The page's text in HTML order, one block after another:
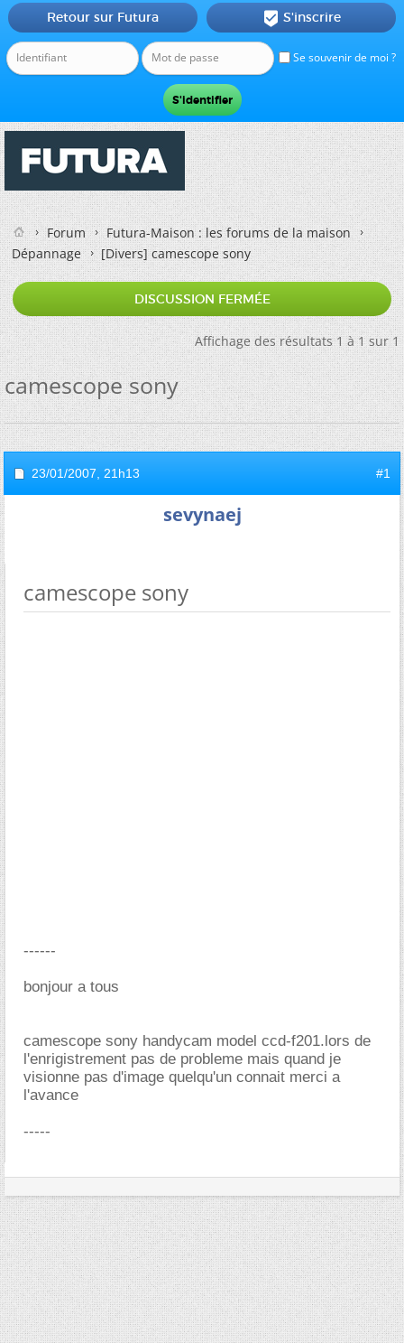
Se souvenir de moi ?
Retour sur Futura  S'inscrire
Forum
Futura-Maison : les forums de la maison
Dépannage
[Divers]camescope sony
DISCUSSION FERMÉE
Affichage des résultats 1 à 1 sur 1
camescope sony
23/01/2007, 21h13 #1
sevynaej
camescope sony
------
bonjour a tous
camescope sony handycam model ccd-f201.lors de
l'enrigistrement pas de probleme mais quand je
visionne pas d'image quelqu'un connait merci a
l'avance
-----